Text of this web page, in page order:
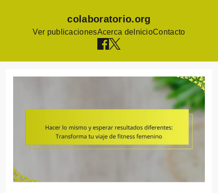
colaboratorio.org
Ver publicacionesAcerca de InicioContacto